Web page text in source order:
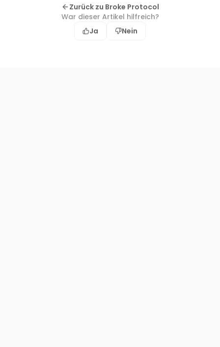
Zurück zu Broke Protocol
War dieser Artikel hilfreich?
Ja
Nein